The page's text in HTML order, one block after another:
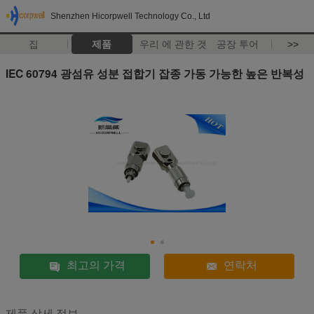
Shenzhen Hicorpwell Technology Co., Ltd
집 제품 우리 에 관한 것 공장 투어 >>
IEC 60794 광섬유 성분 접합기 잡종 가동 가능한 높은 반복성
최고의 가격 연락처